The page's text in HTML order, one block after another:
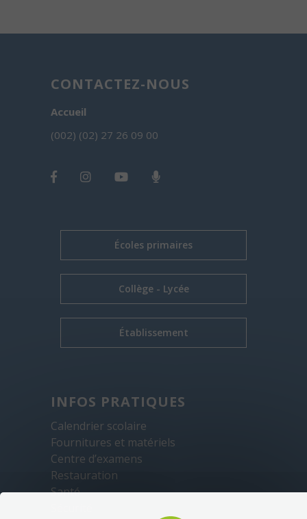
CONTACTEZ-NOUS
Accueil
(002) (02) 27 26 09 00
Écoles primaires
Collège - Lycée
Établissement
INFOS PRATIQUES
Calendrier scolaire
Fournitures et matériels
Centre d’examens
Restauration
Santé